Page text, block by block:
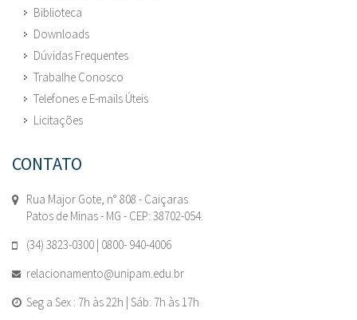
Biblioteca
Downloads
Dúvidas Frequentes
Trabalhe Conosco
Telefones e E-mails Úteis
Licitações
CONTATO
Rua Major Gote, n° 808 - Caiçaras
Patos de Minas - MG - CEP: 38702-054.
(34) 3823-0300 | 0800- 940-4006
relacionamento@unipam.edu.br
Seg a Sex : 7h às 22h | Sáb: 7h às 17h